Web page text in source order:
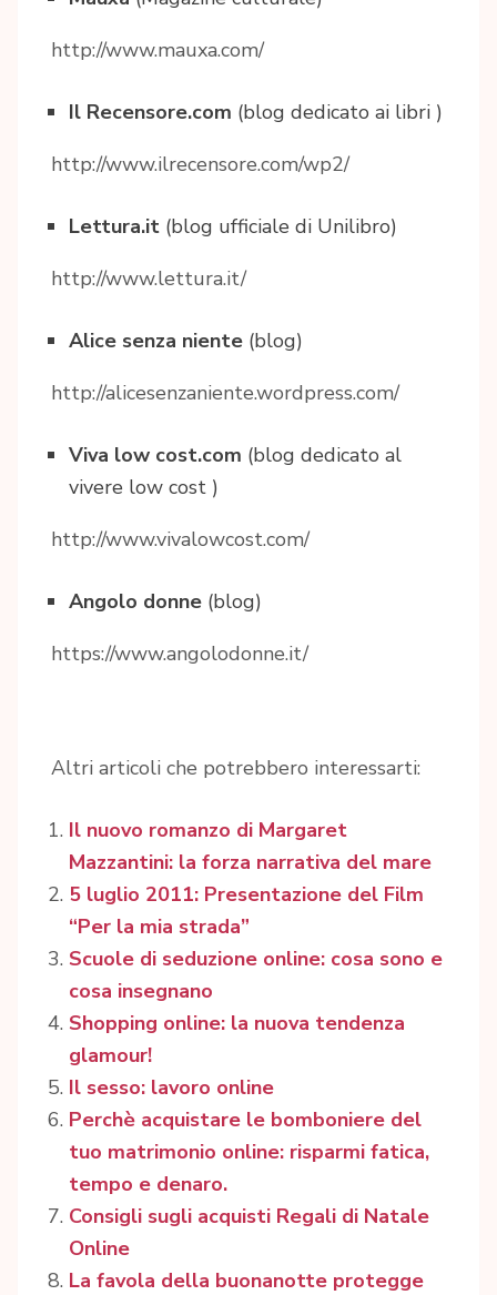
http://www.mauxa.com/
Il Recensore.com (blog dedicato ai libri )
http://www.ilrecensore.com/wp2/
Lettura.it (blog ufficiale di Unilibro)
http://www.lettura.it/
Alice senza niente (blog)
http://alicesenzaniente.wordpress.com/
Viva low cost.com (blog dedicato al
vivere low cost )
http://www.vivalowcost.com/
Angolo donne (blog)
https://www.angolodonne.it/
Altri articoli che potrebbero interessarti:
Il nuovo romanzo di Margaret
Mazzantini: la forza narrativa del mare
5 luglio 2011: Presentazione del Film
“Per la mia strada”
Scuole di seduzione online: cosa sono e
cosa insegnano
Shopping online: la nuova tendenza
glamour!
Il sesso: lavoro online
Perchè acquistare le bomboniere del
tuo matrimonio online: risparmi fatica,
tempo e denaro.
Consigli sugli acquisti Regali di Natale
Online
La favola della buonanotte protegge